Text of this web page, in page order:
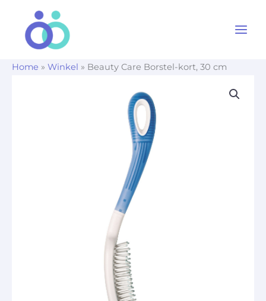
Home » Winkel » Beauty Care Borstel-kort, 30 cm